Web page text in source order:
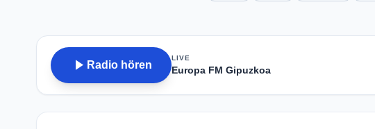
play_arrow Radio hören
LIVE
Europa FM Gipuzkoa